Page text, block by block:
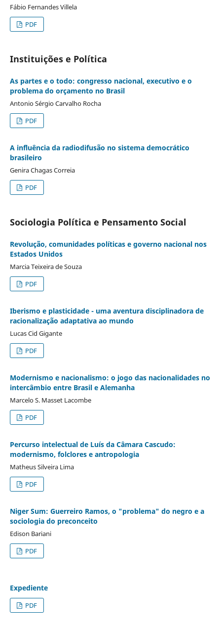
Fábio Fernandes Villela
PDF
Instituições e Política
As partes e o todo: congresso nacional, executivo e o
problema do orçamento no Brasil
Antonio Sérgio Carvalho Rocha
PDF
A influência da radiodifusão no sistema democrático
brasileiro
Genira Chagas Correia
PDF
Sociologia Política e Pensamento Social
Revolução, comunidades políticas e governo nacional nos
Estados Unidos
Marcia Teixeira de Souza
PDF
Iberismo e plasticidade - uma aventura disciplinadora de
racionalização adaptativa ao mundo
Lucas Cid Gigante
PDF
Modernismo e nacionalismo: o jogo das nacionalidades no
intercâmbio entre Brasil e Alemanha
Marcelo S. Masset Lacombe
PDF
Percurso intelectual de Luís da Câmara Cascudo:
modernismo, folclores e antropologia
Matheus Silveira Lima
PDF
Niger Sum: Guerreiro Ramos, o "problema" do negro e a
sociologia do preconceito
Edison Bariani
PDF
Expediente
PDF